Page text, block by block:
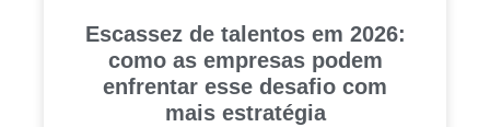
Escassez de talentos em 2026:
como as empresas podem
enfrentar esse desafio com
mais estratégia